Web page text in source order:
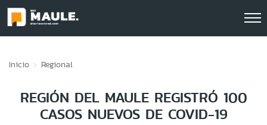
Inicio Regional
REGIÓN DEL MAULE REGISTRÓ 100
CASOS NUEVOS DE COVID-19